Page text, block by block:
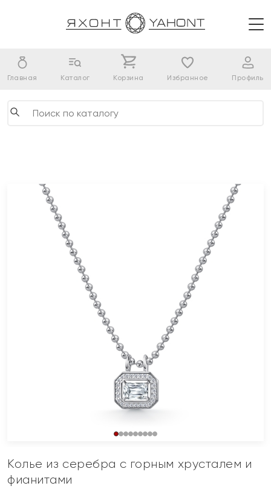
Главная Каталог Корзина Избранное Профиль
Колье из серебра с горным хрусталем и
фианитами